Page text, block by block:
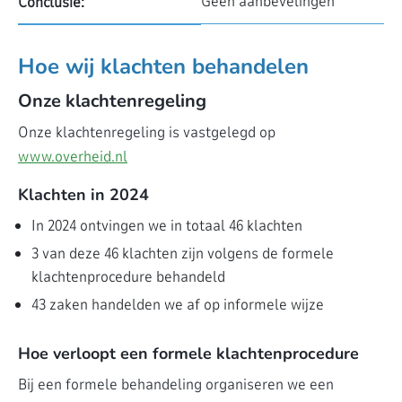
Hoe wij klachten behandelen
Onze klachtenregeling
Onze klachtenregeling is vastgelegd op
www.overheid.nl
Klachten in 2024
In 2024 ontvingen we in totaal 46 klachten
3 van deze 46 klachten zijn volgens de formele
klachtenprocedure behandeld
43 zaken handelden we af op informele wijze
Hoe verloopt een formele klachtenprocedure
Bij een formele behandeling organiseren we een